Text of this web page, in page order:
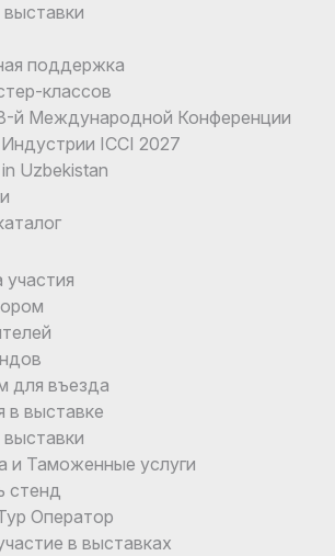
поддержка
классов
Международной Конференции
ICCI 2027
Uzbekistan
для въезда
в выставке
и Таможенные услуги
стенд
Оператор
в выставках